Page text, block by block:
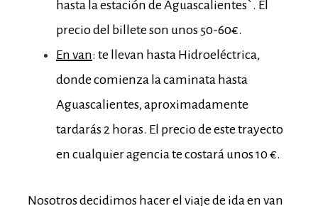
hasta la estación de Aguascalientes`. El
precio del billete son unos 50-60€.
En van: te llevan hasta Hidroeléctrica,
donde comienza la caminata hasta
Aguascalientes, aproximadamente
tardarás 2 horas. El precio de este trayecto
en cualquier agencia te costará unos 10 €.
Nosotros decidimos hacer el viaje de ida en van